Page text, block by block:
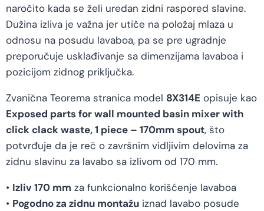
naročito kada se želi uredan zidni raspored slavine.
Dužina izliva je važna jer utiče na položaj mlaza u
odnosu na posudu lavaboa, pa se pre ugradnje
preporučuje usklađivanje sa dimenzijama lavaboa i
pozicijom zidnog priključka.
Zvanična Teorema stranica model 8X314E opisuje kao
Exposed parts for wall mounted basin mixer with
click clack waste, 1 piece – 170mm spout, što
potvrđuje da je reč o završnim vidljivim delovima za
zidnu slavinu za lavabo sa izlivom od 170 mm.
• Izliv 170 mm za funkcionalno korišćenje lavaboa
• Pogodno za zidnu montažu iznad lavabo posude